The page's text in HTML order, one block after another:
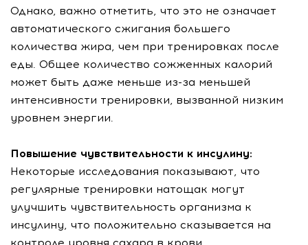
Однако, важно отметить, что это не означает
автоматического сжигания большего
количества жира, чем при тренировках после
еды. Общее количество сожженных калорий
может быть даже меньше из-за меньшей
интенсивности тренировки, вызванной низким
уровнем энергии.
Повышение чувствительности к инсулину:
Некоторые исследования показывают, что
регулярные тренировки натощак могут
улучшить чувствительность организма к
инсулину, что положительно сказывается на